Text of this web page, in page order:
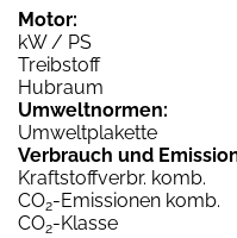
Motor:
kW / PS
Treibstoff
Hubraum
Umweltnormen:
Umweltplakette
Verbrauch und
Kraftstoffverbr. komb.
CO2-Emissionen komb.
CO2-Klasse